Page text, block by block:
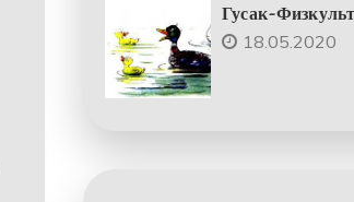
Гусак-
18.05.2020